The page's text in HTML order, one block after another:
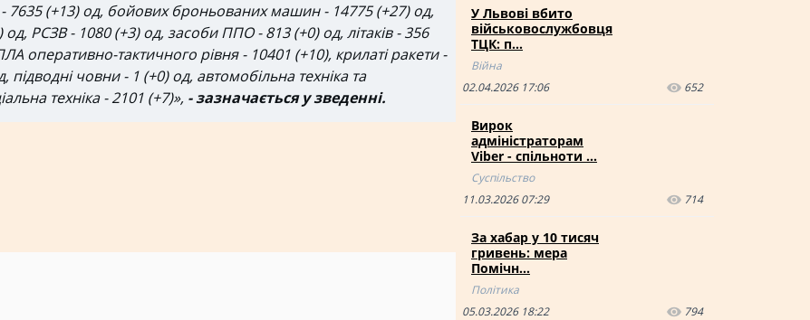
- 7635 (+13) од, бойових броньованих машин - 14775 (+27) од,
РСЗВ - 1080 (+3) од, засоби ППО - 813 (+0) од, літаків - 356
оперативно-тактичного рівня - 10401 (+10), крилаті ракети -
підводні човни - 1 (+0) од, автомобільна техніка та
техніка - 2101 (+7)», - зазначається у зведенні.
У Львові вбито
військовослужбовця
ТЦК: п…
Війна
02.04.2026 17:06
652
Вирок
адміністраторам
Viber - спільноти …
Суспільство
11.03.2026 07:29
714
За хабар у 10 тисяч
гривень: мера
Помічн…
Політика
05.03.2026 18:22
794